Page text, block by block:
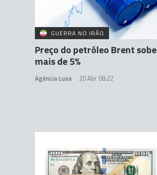
GUERRA NO IRÃO
Preço do petróleo Brent sobe
mais de 5%
Agência Lusa 20 Abr 08:22